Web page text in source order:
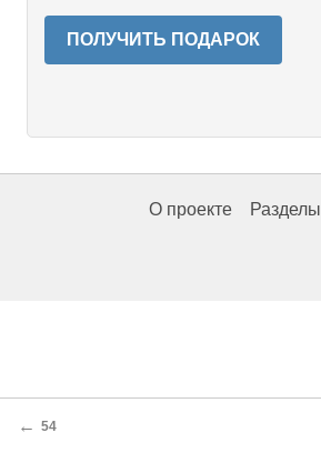
ПОЛУЧИТЬ ПОДАРОК
О проекте Разделы
← 54